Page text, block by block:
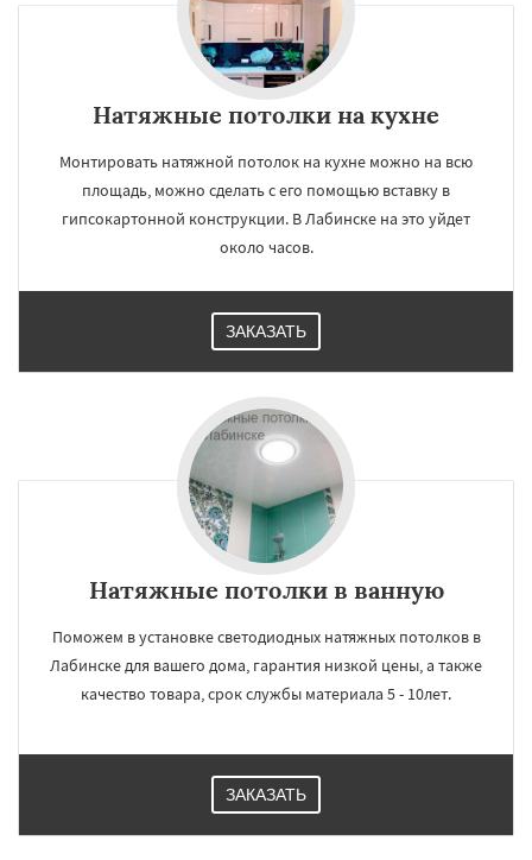
Натяжные потолки на кухне
Монтировать натяжной потолок на кухне можно на всю
площадь, можно сделать с его помощью вставку в
гипсокартонной конструкции. В Лабинске на это уйдет
около часов.
ЗАКАЗАТЬ
Натяжные потолки в ванную
Поможем в установке светодиодных натяжных потолков в
Лабинске для вашего дома, гарантия низкой цены, а также
качество товара, срок службы материала 5 - 10лет.
ЗАКАЗАТЬ